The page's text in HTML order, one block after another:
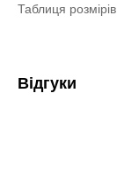
Таблиця розмірів
Відгуки